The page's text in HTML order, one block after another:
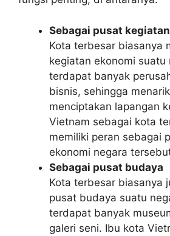
Sebagai pusat
Kota terbesar biasanya
kegiatan ekonomi suatu
terdapat banyak
bisnis, sehingga
menciptakan lapangan
Vietnam sebagai kota
memiliki peran sebagai
ekonomi negara
Sebagai pusat budaya
Kota terbesar biasanya
pusat budaya suatu
terdapat banyak
galeri seni. Ibu kota